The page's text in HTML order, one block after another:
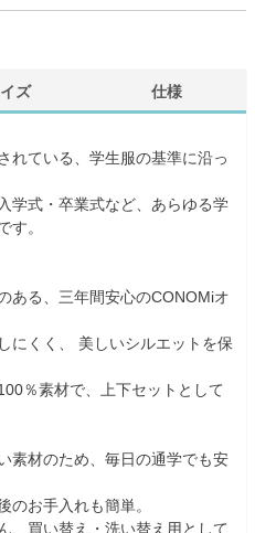
ズ 仕様
れている、学生服の基準に沿っ
学式・卒業式など、あらゆる学
す。
ある、三年間安心のCONOMiオ
にくく、 美しいシルエットを保
％素材で、上下セットとして
素材のため、毎日の通学でも安
のお手入れも簡単。
、買い替え・洗い替え用として